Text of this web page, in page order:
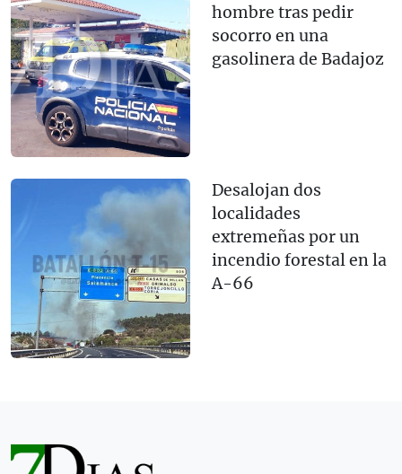
hombre tras pedir
socorro en una
gasolinera de Badajoz
Desalojan dos
localidades
extremeñas por un
incendio forestal en la
A-66